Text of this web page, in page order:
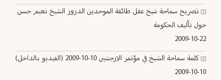
تصريح سماحة شيخ عقل طائفة الموحدين الدروز الشيخ نعيم حسن
حول تأليف الحكومة
2009-10-22
كلمة سماحة الشيخ في مؤتمر الارجنتين 10-10-2009 (الفيديو بالداخل)
2009-10-10